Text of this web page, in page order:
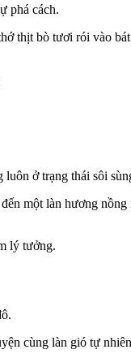
phá cách.
thịt bò tươi rói vào
ở trạng thái sôi
một làn hương nồng
lý tưởng.
cùng làn gió tự